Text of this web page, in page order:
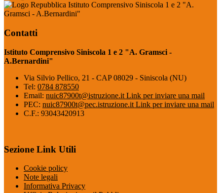
Istituto Comprensivo Siniscola 1 e 2 "A.
Gramsci - A.Bernardini"
Contatti
Istituto Comprensivo Siniscola 1 e 2 "A. Gramsci -
A.Bernardini"
Via Silvio Pellico, 21 - CAP 08029 - Siniscola (NU)
Tel: 0784 878550
Email: nuic87900t@istruzione.it Link per inviare una mail
PEC: nuic87900t@pec.istruzione.it Link per inviare una mail
C.F.: 93043420913
Sezione Link Utili
Cookie policy
Note legali
Informativa Privacy